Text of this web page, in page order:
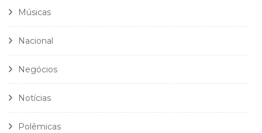
Músicas
Nacional
Negócios
Notícias
Polêmicas